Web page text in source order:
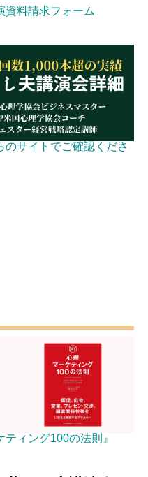
料請求フォーム
サイトでご確認くださ
ィング100の法則』